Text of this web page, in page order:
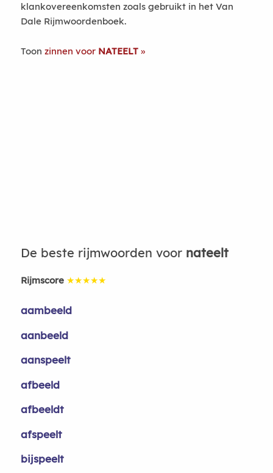
klankovereenkomsten zoals gebruikt in het Van
Dale Rijmwoordenboek.
Toon zinnen voor NATEELT
De beste rijmwoorden voor nateelt
Rijmscore ★★★★★
aambeeld
aanbeeld
aanspeelt
afbeeld
afbeeldt
afspeelt
bijspeelt